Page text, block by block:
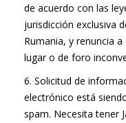
de acuerdo con las
jurisdicción exclusiva
Rumania, y renuncia
lugar o de foro
6. Solicitud de
electrónico está
spam. Necesita tener